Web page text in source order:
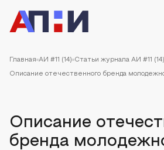
Главная АИ #11 (14) Статьи журнала АИ #11 (14)
Описание отечественного бренда
Описание
бренда